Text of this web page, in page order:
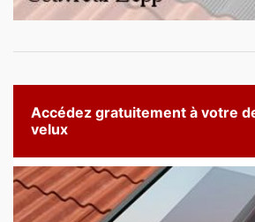
Accédez gratuitement à votre
velux